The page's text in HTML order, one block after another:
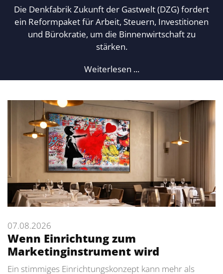
Die Denkfabrik Zukunft der Gastwelt (DZG) fordert
ein Reformpaket für Arbeit, Steuern, Investitionen
und Bürokratie, um die Binnenwirtschaft zu
stärken.
Weiterlesen ...
07.08.2026
Wenn Einrichtung zum
Marketinginstrument wird
Ein stimmiges Einrichtungskonzept kann mehr als